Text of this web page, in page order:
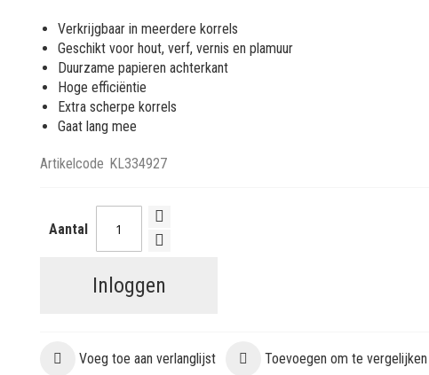
Verkrijgbaar in meerdere korrels
Geschikt voor hout, verf, vernis en plamuur
Duurzame papieren achterkant
Hoge efficiëntie
Extra scherpe korrels
Gaat lang mee
Artikelcode KL334927
Aantal
Inloggen
Voeg toe aan verlanglijst Toevoegen om te vergelijken